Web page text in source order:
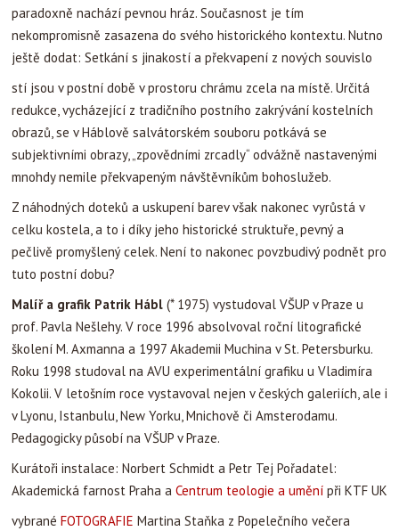
paradoxně nachází pevnou hráz. Současnost je tím
nekompromisně zasazena do svého historického kontextu. Nutno
ještě dodat: Setkání s jinakostí a překvapení z nových souvislo
stí jsou v postní době v prostoru chrámu zcela na místě. Určitá
redukce, vycházející z tradičního postního zakrývání kostelních
obrazů, se v Háblově salvátorském souboru potkává se
subjektivními obrazy, „zpovědními zrcadly“ odvážně nastavenými
mnohdy nemile překvapeným návštěvníkům bohoslužeb.
Z náhodných doteků a uskupení barev však nakonec vyrůstá v
celku kostela, a to i díky jeho historické struktuře, pevný a
pečlivě promyšlený celek. Není to nakonec povzbudivý podnět pro
tuto postní dobu?
Malíř a grafik Patrik Hábl (* 1975) vystudoval VŠUP v Praze u
prof. Pavla Nešlehy. V roce 1996 absolvoval roční litografické
školení M. Axmanna a 1997 Akademii Muchina v St. Petersburku.
Roku 1998 studoval na AVU experimentální grafiku u Vladimíra
Kokolii. V letošním roce vystavoval nejen v českých galeriích, ale i
v Lyonu, Istanbulu, New Yorku, Mnichově či Amsterodamu.
Pedagogicky působí na VŠUP v Praze.
Kurátoři instalace: Norbert Schmidt a Petr Tej Pořadatel:
Akademická farnost Praha a Centrum teologie a umění při KTF UK
vybrané FOTOGRAFIE Martina Staňka z Popelečního večera